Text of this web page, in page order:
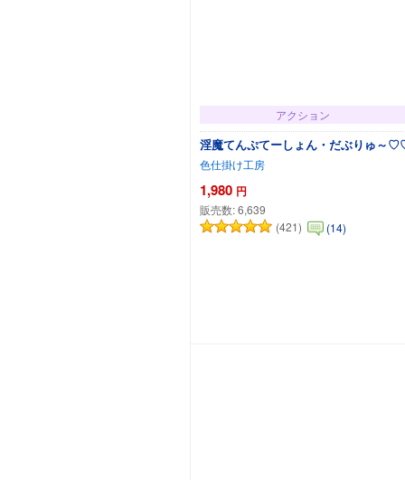
アクション
淫魔てんぷてーしょん・だぶりゅ～
色仕掛け工房
1,980 円
販売数:6,639
(421)
(14)